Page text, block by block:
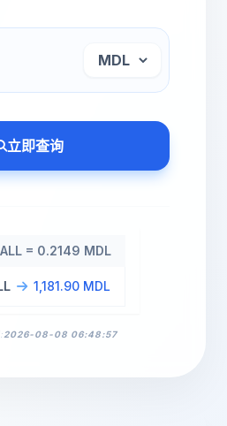
立即查询
ALL = 0.2149 MDL
1,181.90 MDL
2026-08-08 06:48:57